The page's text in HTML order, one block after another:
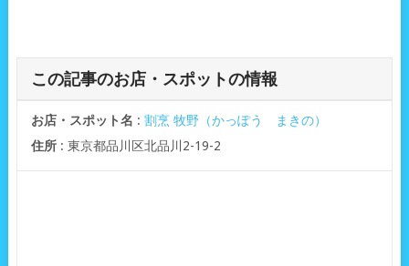
この記事のお店・スポットの情報
お店・スポット名 : 割烹 牧野（かっぽう まきの）
住所: 東京都品川区北品川2-19-2